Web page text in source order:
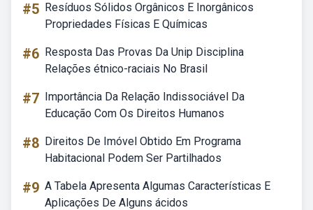
#5 Resíduos Sólidos Orgânicos E Inorgânicos
Propriedades Físicas E Químicas
#6 Resposta Das Provas Da Unip Disciplina
Relações étnico-raciais No Brasil
#7 Importância Da Relação Indissociável Da
Educação Com Os Direitos Humanos
#8 Direitos De Imóvel Obtido Em Programa
Habitacional Podem Ser Partilhados
#9 A Tabela Apresenta Algumas Características E
Aplicações De Alguns ácidos